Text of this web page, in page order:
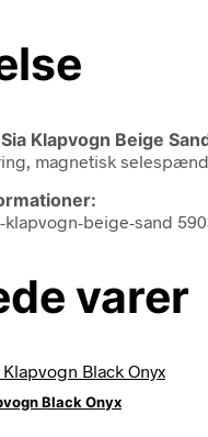
Klapvogn Beige
magnetisk
beige-sand
varer
Black Onyx